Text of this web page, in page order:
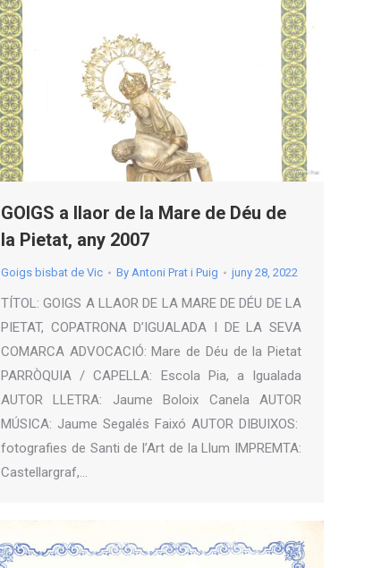
GOIGS a llaor de la Mare de Déu de
la Pietat, any 2007
Goigs bisbat de Vic By Antoni Prat i Puig juny 28, 2022
TÍTOL: GOIGS A LLAOR DE LA MARE DE DÉU DE LA
PIETAT, COPATRONA D’IGUALADA I DE LA SEVA
COMARCA ADVOCACIÓ: Mare de Déu de la Pietat
PARRÒQUIA / CAPELLA: Escola Pia, a Igualada
AUTOR LLETRA: Jaume Boloix Canela AUTOR
MÚSICA: Jaume Segalés Faixó AUTOR DIBUIXOS:
fotografies de Santi de l’Art de la Llum IMPREMTA:
Castellargraf,…